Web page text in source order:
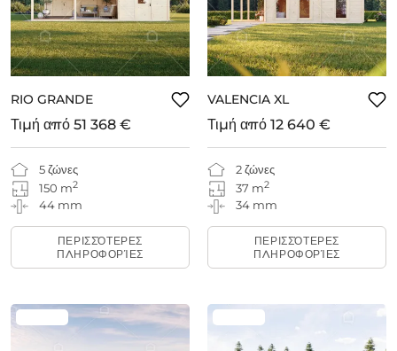
RIO GRANDE
5 ζώνες
150 m2
44 mm
Τιμή από 51 368 €
ΠΕΡΙΣΣΌΤΕΡΕΣ
ΠΛΗΡΟΦΟΡΊΕΣ
VALENCIA XL
2 ζώνες
37 m2
34 mm
Τιμή από 12 640 €
ΠΕΡΙΣΣΌΤΕΡΕΣ
ΠΛΗΡΟΦΟΡΊΕΣ